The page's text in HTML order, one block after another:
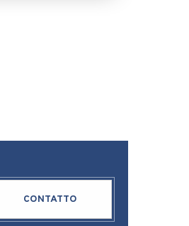
CONTATTO